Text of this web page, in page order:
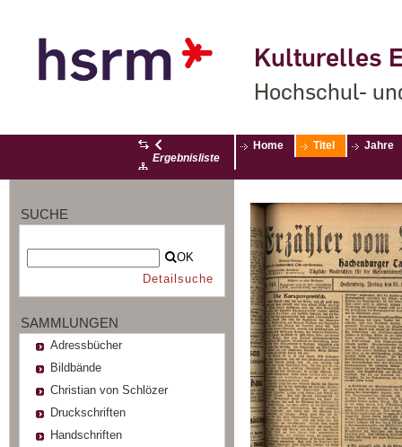
Kulturelles
Hochschul-
Ergebnisliste
Home Titel Jahre
SUCHE
OK
Detailsuche
SAMMLUNGEN
Adressbücher
Bildbände
Christian von Schlözer
Druckschriften
Handschriften